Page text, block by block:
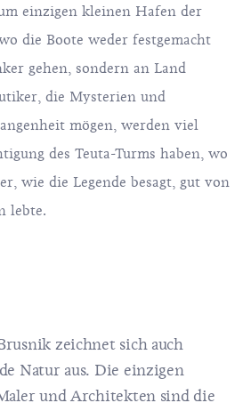
einzigen kleinen Hafen der
die Boote weder festgemacht
gehen, sondern an Land
die Mysterien und
mögen, werden viel
des Teuta-Turms haben, wo
wie die Legende besagt, gut von
lebte.
zeichnet sich auch
Natur aus. Die einzigen
und Architekten sind die